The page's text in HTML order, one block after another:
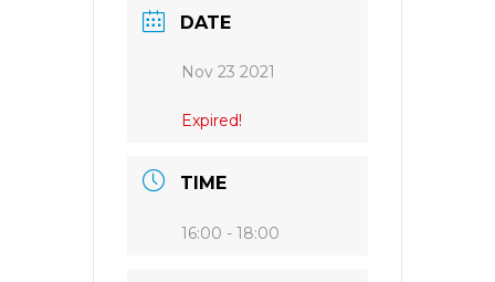
DATE
Nov 23 2021
Expired!
TIME
16:00 - 18:00